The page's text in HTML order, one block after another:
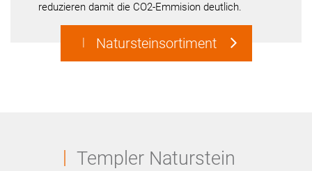
reduzieren damit die CO2-Emmision deutlich.
Natursteinsortiment
Templer Naturstein